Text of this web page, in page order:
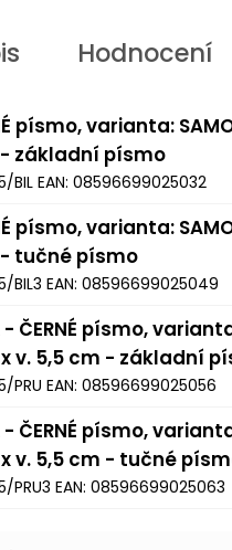
Hodnocení
písmo, varianta:
- základní písmo
BIL EAN: 08596699025032
písmo, varianta:
- tučné písmo
BIL3 EAN: 08596699025049
- ČERNÉ písmo,
v. 5,5 cm - základní
PRU EAN: 08596699025056
- ČERNÉ písmo,
v. 5,5 cm - tučné
PRU3 EAN: 08596699025063